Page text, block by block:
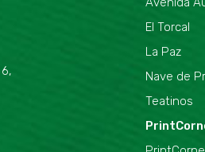
El Torcal
La Paz
Nave de
Teatinos